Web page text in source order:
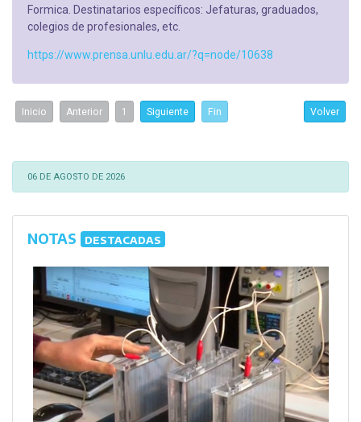
Formica. Destinatarios específicos: Jefaturas, graduados,
colegios de profesionales, etc.
https://www.prensa.unlu.edu.ar/?q=node/10638
Inicio Anterior 1 Siguiente Fin Volver
06 DE AGOSTO DE 2026
NOTAS DESTACADAS